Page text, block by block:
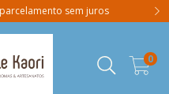
sem juros
0